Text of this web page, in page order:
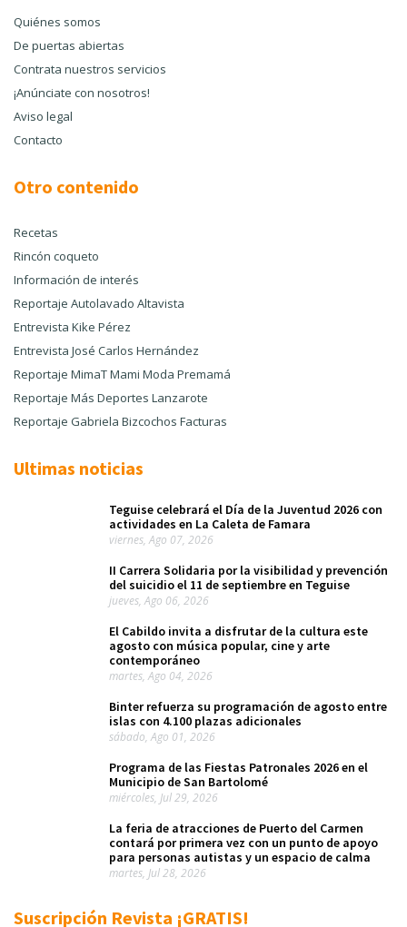
Quiénes somos
De puertas abiertas
Contrata nuestros servicios
¡Anúnciate con nosotros!
Aviso legal
Contacto
Otro contenido
Recetas
Rincón coqueto
Información de interés
Reportaje Autolavado Altavista
Entrevista Kike Pérez
Entrevista José Carlos Hernández
Reportaje MimaT Mami Moda Premamá
Reportaje Más Deportes Lanzarote
Reportaje Gabriela Bizcochos Facturas
Ultimas noticias
Teguise celebrará el Día de la Juventud 2026 con
actividades en La Caleta de Famara
viernes, Ago 07, 2026
II Carrera Solidaria por la visibilidad y prevención
del suicidio el 11 de septiembre en Teguise
jueves, Ago 06, 2026
El Cabildo invita a disfrutar de la cultura este
agosto con música popular, cine y arte
contemporáneo
martes, Ago 04, 2026
Binter refuerza su programación de agosto entre
islas con 4.100 plazas adicionales
sábado, Ago 01, 2026
Programa de las Fiestas Patronales 2026 en el
Municipio de San Bartolomé
miércoles, Jul 29, 2026
La feria de atracciones de Puerto del Carmen
contará por primera vez con un punto de apoyo
para personas autistas y un espacio de calma
martes, Jul 28, 2026
Suscripción Revista ¡GRATIS!